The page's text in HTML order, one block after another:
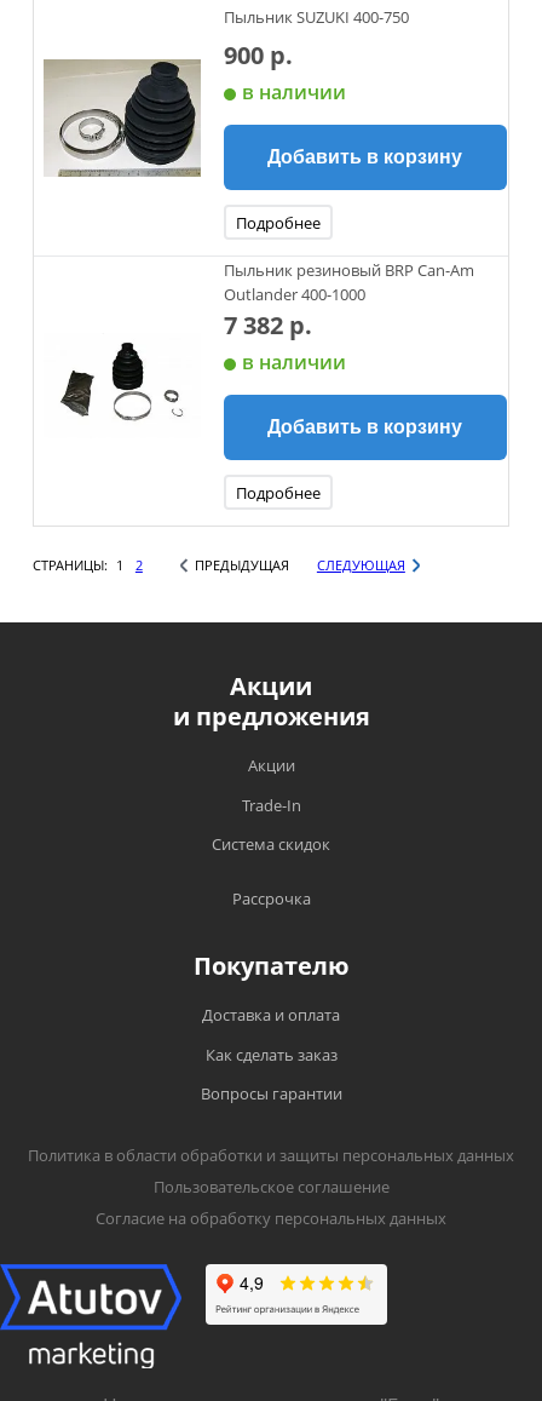
Пыльник SUZUKI 400-750
900 р.
в наличии
Добавить в корзину
Подробнее
Пыльник резиновый BRP Can-Am
Outlander 400-1000
7 382 р.
в наличии
Добавить в корзину
Подробнее
СТРАНИЦЫ: 1 2 ПРЕДЫДУЩАЯ СЛЕДУЮЩАЯ
Акции
и предложения
Акции
Trade-In
Система скидок
Рассрочка
Покупателю
Доставка и оплата
Как сделать заказ
Вопросы гарантии
Политика в области обработки и защиты персональных данных
Пользовательское соглашение
Согласие на обработку персональных данных